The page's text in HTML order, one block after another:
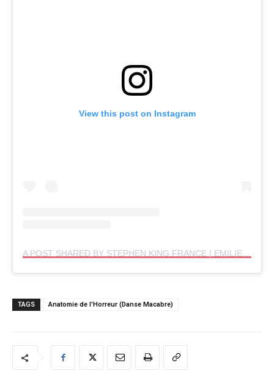
View this post on Instagram
A POST SHARED BY STEPHEN KING FRANCE | EMILIE (@STEPHENKINGFR)
TAGS Anatomie de l'Horreur (Danse Macabre)